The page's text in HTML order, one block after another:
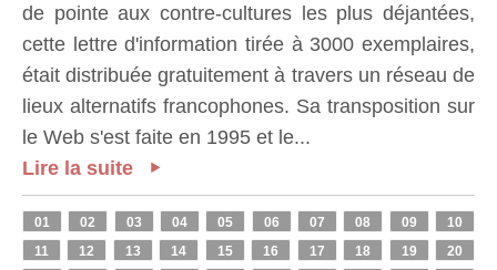
de pointe aux contre-cultures les plus déjantées,
cette lettre d'information tirée à 3000 exemplaires,
était distribuée gratuitement à travers un réseau de
lieux alternatifs francophones. Sa transposition sur
le Web s'est faite en 1995 et le...
Lire la suite
01 02 03 04 05 06 07 08 09
10
11
12 13 14 15 16 17 18 19
20